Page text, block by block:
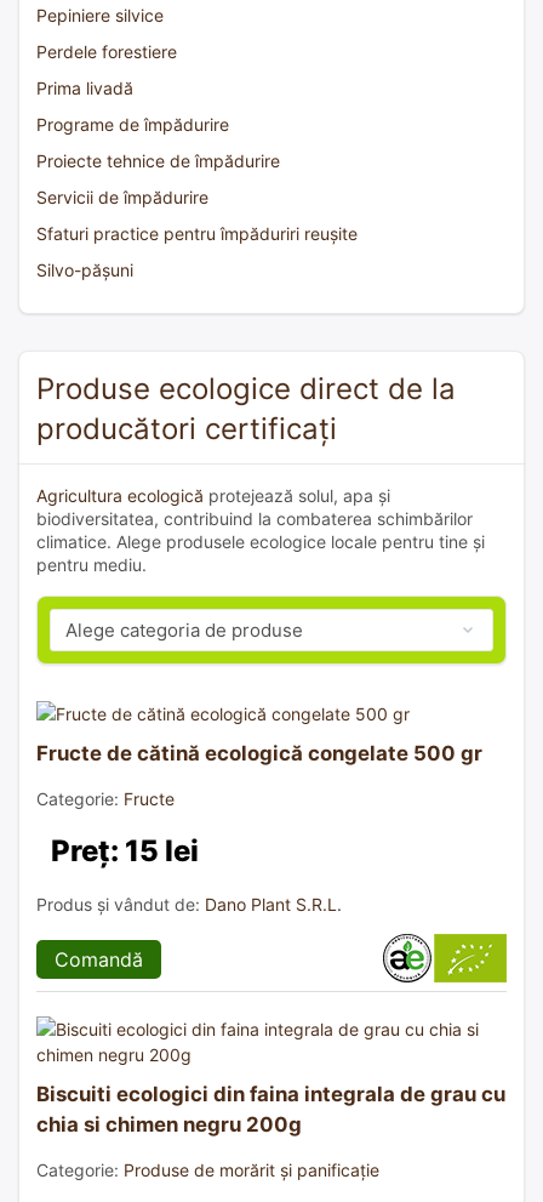
Pepiniere silvice
Perdele forestiere
Prima livadă
Programe de împădurire
Proiecte tehnice de împădurire
Servicii de împădurire
Sfaturi practice pentru împăduriri reușite
Silvo-pășuni
Produse ecologice direct de la
producători certificați
Agricultura ecologică protejează solul, apa și
biodiversitatea, contribuind la combaterea schimbărilor
climatice. Alege produsele ecologice locale pentru tine și
pentru mediu.
Fructe de cătină ecologică congelate 500 gr
Categorie: Fructe
Preț: 15 lei
Produs și vândut de: Dano Plant S.R.L.
Comandă
Biscuiti ecologici din faina integrala de grau cu
chia si chimen negru 200g
Categorie: Produse de morărit și panificație